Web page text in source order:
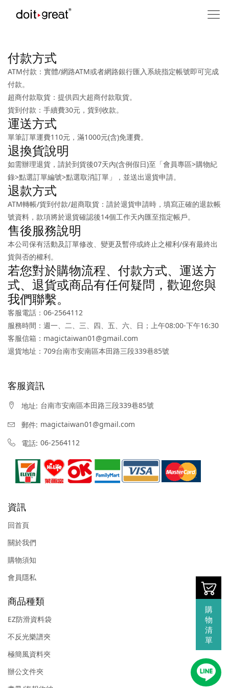
付款方式
ATM付款：實體/網路ATM或者網路銀行匯入系統指定帳號即可完成
付款。
超商付款取貨：提供四大超商付款取貨。
貨到付款：手續費30元，貨到收款。
運送方式
單筆訂單運費110元，滿1000元(含)免運費。
退換貨說明
如需辦理退貨，請於到貨後07天內(含例假日)至「會員專區>購物紀
錄>點選訂單編號>點選取消訂單」，並送出退貨申請。
退款方式
ATM轉帳/貨到付款/超商取貨：請於退貨申請時，填寫正確的退款帳
號資料，款項將於退貨確認後14個工作天內匯至指定帳戶。
售後服務說明
本公司保有活動及訂單修改、變更及暫停或終止之權利/保有最終出
貨與否的權利。
若您對於購物流程、付款方式、運送方
式、退貨或商品有任何疑問，歡迎您與
我們聯繫。
客服電話：06-2564112
服務時間：週一、二、三、四、五、六、日；上午08:00-下午16:30
客服信箱：magictaiwan01@gmail.com
退貨地址：709台南市安南區本田路三段339巷85號
客服資訊
地址: 台南市安南區本田路三段339巷85號
郵件: magictaiwan01@gmail.com
電話: 06-2564112
資訊
回首頁
關於我們
購物須知
會員隱私
商品種類
EZ防滑資料袋
不反光樂譜夾
極簡風資料夾
辦公文件夾
購
物
清
單